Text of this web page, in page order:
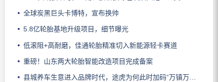
全球炭黑巨头卡博特，宣布换帅
5.8亿轮胎基地升级项目，细节曝光
低滚阻+高耐磨，佳通轮胎精准切入新能源轻卡赛道
重磅！山东两大轮胎智能改造项目完成备案
县城养车生意进入品牌时代，途虎为何此时加码“万镇万店”？